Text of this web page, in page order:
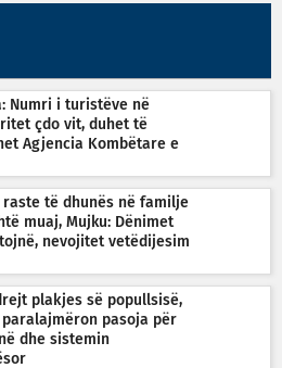
Numri i turistëve në
çdo vit, duhet të
Agjencia Kombëtare e
raste të dhunës në familje
muaj, Mujku: Dënimet
nevojitet vetëdijesim
plakjes së popullsisë,
paralajmëron pasoja për
dhe sistemin